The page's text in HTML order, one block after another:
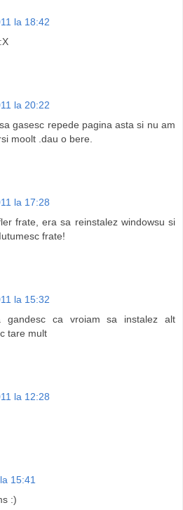
la 18:42
la 20:22
gasesc repede pagina asta si nu am
moolt .dau o bere.
la 17:28
frate, era sa reinstalez windowsu si
frate!
la 15:32
gandesc ca vroiam sa instalez alt
tare mult
la 12:28
15:41
:)